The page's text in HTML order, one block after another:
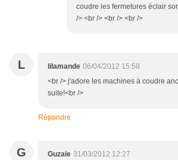
coudre les fermetures éclair
/> <br /> <br /> <br />
L lilamande 06/04/2012 15:58
<br /> j'adore les machines à coudre
suite!<br />
Répondre
G Guzaie 31/03/2012 12:27